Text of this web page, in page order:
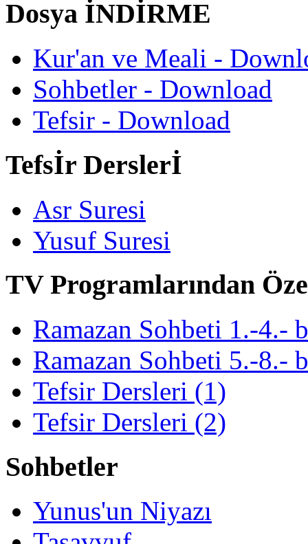
Dosya İNDİRME
Kur'an ve Meali -
Sohbetler - Download
Tefsir - Download
Tefsİr Derslerİ
Asr Suresi
Yusuf Suresi
TV Programlarından
Ramazan Sohbeti 1.-4.-
Ramazan Sohbeti 5.-8.-
Tefsir Dersleri (1)
Tefsir Dersleri (2)
Sohbetler
Yunus'un Niyazı